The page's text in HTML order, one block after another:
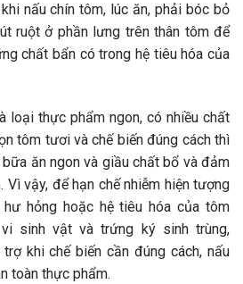
nấu chín tôm, lúc ăn, phải bóc bỏ
ruột ở phần lưng trên thân tôm để
chất bẩn có trong hệ tiêu hóa của
loại thực phẩm ngon, có nhiều chất
tôm tươi và chế biến đúng cách thì
ăn ngon và giầu chất bổ và đảm
Vì vậy, để hạn chế nhiễm hiện tượng
hỏng hoặc hệ tiêu hóa của tôm
sinh vật và trứng ký sinh trùng,
khi chế biến cần đúng cách, nấu
toàn thực phẩm.